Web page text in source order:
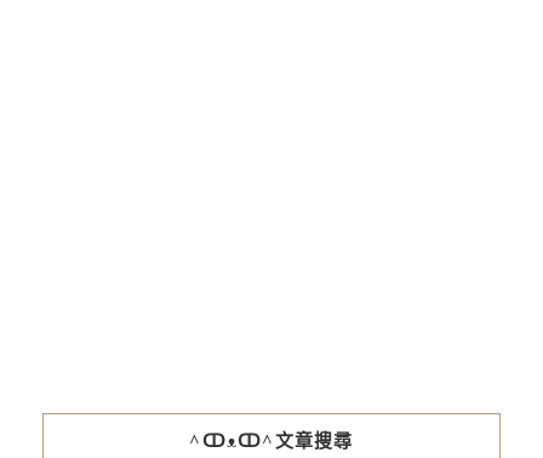
^ↀᴥↀ^文章搜尋